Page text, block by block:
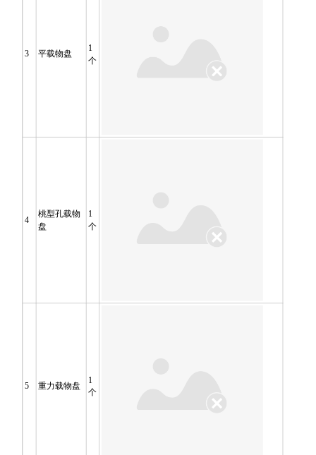
3 平载物盘
1
个
4
桃型孔载物
盘
1
个
5 重力载物盘
1
个